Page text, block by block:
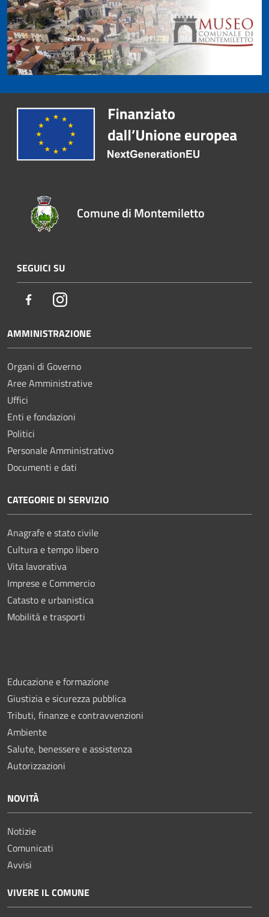
Comune di Montemiletto
SEGUICI SU
FacebookInstagram
AMMINISTRAZIONE
Organi di Governo
Aree Amministrative
Uffici
Enti e fondazioni
Politici
Personale Amministrativo
Documenti e dati
CATEGORIE DI SERVIZIO
Anagrafe e stato civile
Cultura e tempo libero
Vita lavorativa
Imprese e Commercio
Catasto e urbanistica
Mobilità e trasporti
Educazione e formazione
Giustizia e sicurezza pubblica
Tributi, finanze e contravvenzioni
Ambiente
Salute, benessere e assistenza
Autorizzazioni
NOVITÀ
Notizie
Comunicati
Avvisi
VIVERE IL COMUNE